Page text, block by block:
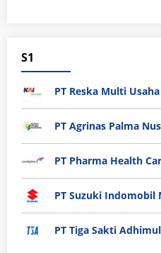
S1
PT Reska Multi
PT Agrinas Palma
PT Pharma Health
PT Suzuki Indomobil
PT Tiga Sakti